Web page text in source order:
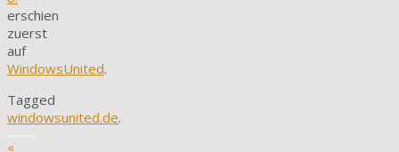
erschien
zuerst
auf
WindowsUnited.
Tagged
windowsunited.de.
«